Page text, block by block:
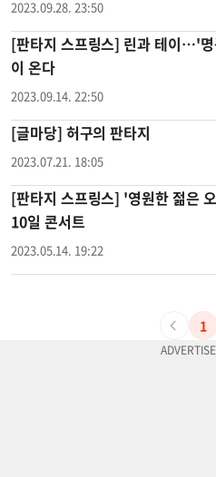
2023.09.28. 23:50
[판타지 스프링스] 린과 테이…'
이 온다
2023.09.14. 22:50
[글마당] 허구의 판타지
2023.07.21. 18:05
[판타지 스프링스] '영원한 젊은
10일 콘서트
2023.05.14. 19:22
1